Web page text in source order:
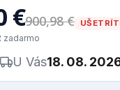
€900,98 €
zadarmo
U Vás18. 08.